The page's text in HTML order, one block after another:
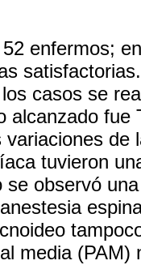
enfermos;
casos se
alcanzado
variaciones de
tuvieron
se observó
media